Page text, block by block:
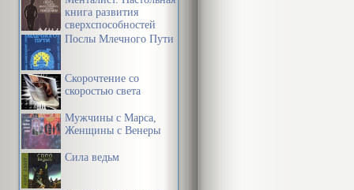
книга развития
сверхспособностей
сознания
Послы Млечного Пути
Скорочтение со
скоростью света
Мужчины с Марса,
Женщины с Венеры
Сила ведьм